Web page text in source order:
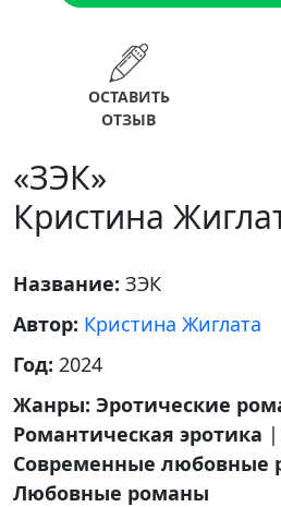
ОСТАВИТЬ
ОТЗЫВ
«ЗЭК»
Кристина
Название: ЗЭК
Автор: Кристина Жиглата
Год: 2024
Жанры: Эротические
Романтическая эротика |
Современные любовные
Любовные романы